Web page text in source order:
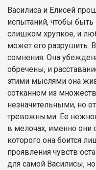
Василиса и Елисей
испытаний, чтобы быть
слишком хрупкое, и
может его разрушить.
сомнения. Она
обречены, и
этими мыслями она
сотканном из
незначительными, но
тревожными. Ее
в мелочах, именно они
которого она боится
проявления чувств
для самой Василисы,